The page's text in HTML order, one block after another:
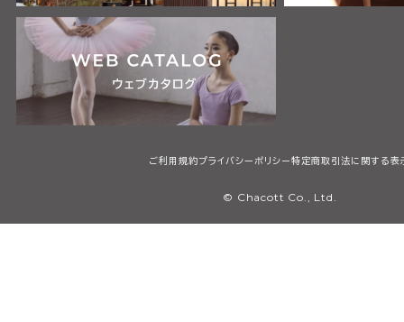
ご利用規約プライバシーポリシー特定商取引法に関する表
© Chacott Co., Ltd.